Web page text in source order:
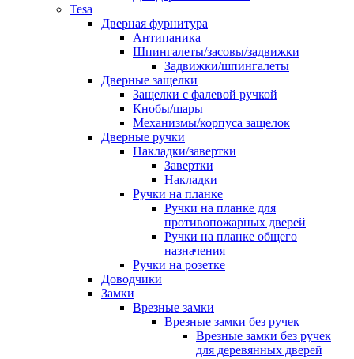
Tesa
Дверная фурнитура
Антипаника
Шпингалеты/засовы/задвижки
Задвижки/шпингалеты
Дверные защелки
Защелки с фалевой ручкой
Кнобы/шары
Механизмы/корпуса защелок
Дверные ручки
Накладки/завертки
Завертки
Накладки
Ручки на планке
Ручки на планке для
противопожарных дверей
Ручки на планке общего
назначения
Ручки на розетке
Доводчики
Замки
Врезные замки
Врезные замки без ручек
Врезные замки без ручек
для деревянных дверей